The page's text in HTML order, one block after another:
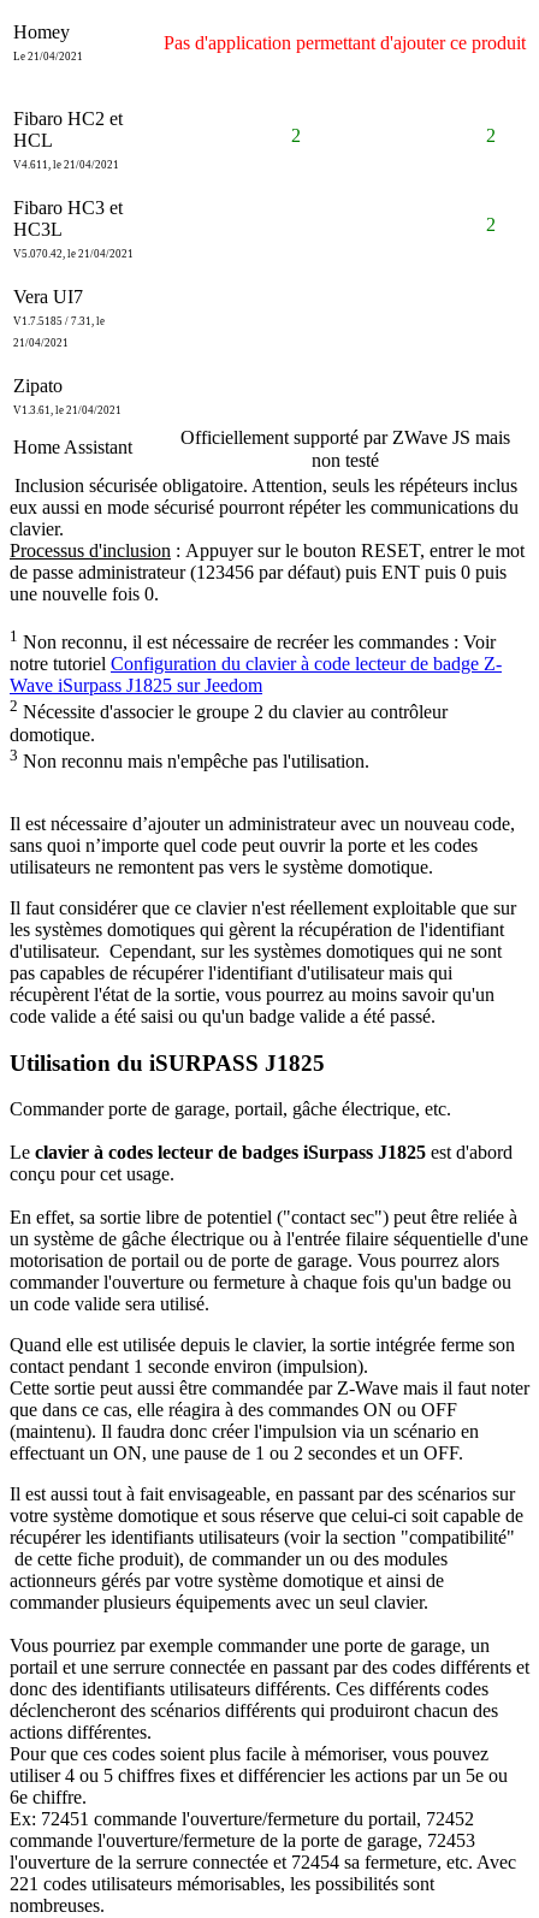
Homey
Le 21/04/2021
Pas d'application permettant d'ajouter ce produit
Fibaro HC2 et
HCL
V4.611, le 21/04/2021
2 2
Fibaro HC3 et
HC3L
V5.070.42, le 21/04/2021
2
Vera UI7
V1.7.5185 / 7.31, le
21/04/2021
Zipato
V1.3.61, le 21/04/2021
Home Assistant
Officiellement supporté par ZWave JS mais
non testé
Inclusion sécurisée obligatoire. Attention, seuls les répéteurs inclus
eux aussi en mode sécurisé pourront répéter les communications du
clavier.
Processus d'inclusion : Appuyer sur le bouton RESET, entrer le mot
de passe administrateur (123456 par défaut) puis ENT puis 0 puis
une nouvelle fois 0.
1 Non reconnu, il est nécessaire de recréer les commandes : Voir
notre tutoriel Configuration du clavier à code lecteur de badge Z-
Wave iSurpass J1825 sur Jeedom
2 Nécessite d'associer le groupe 2 du clavier au contrôleur
domotique.
3 Non reconnu mais n'empêche pas l'utilisation.
Il est nécessaire d’ajouter un administrateur avec un nouveau code,
sans quoi n’importe quel code peut ouvrir la porte et les codes
utilisateurs ne remontent pas vers le système domotique.
Il faut considérer que ce clavier n'est réellement exploitable que sur
les systèmes domotiques qui gèrent la récupération de l'identifiant
d'utilisateur. Cependant, sur les systèmes domotiques qui ne sont
pas capables de récupérer l'identifiant d'utilisateur mais qui
récupèrent l'état de la sortie, vous pourrez au moins savoir qu'un
code valide a été saisi ou qu'un badge valide a été passé.
Utilisation du iSURPASS J1825
Commander porte de garage, portail, gâche électrique, etc.
Le clavier à codes lecteur de badges iSurpass J1825 est d'abord
conçu pour cet usage.
En effet, sa sortie libre de potentiel ("contact sec") peut être reliée à
un système de gâche électrique ou à l'entrée filaire séquentielle d'une
motorisation de portail ou de porte de garage. Vous pourrez alors
commander l'ouverture ou fermeture à chaque fois qu'un badge ou
un code valide sera utilisé.
Quand elle est utilisée depuis le clavier, la sortie intégrée ferme son
contact pendant 1 seconde environ (impulsion).
Cette sortie peut aussi être commandée par Z-Wave mais il faut noter
que dans ce cas, elle réagira à des commandes ON ou OFF
(maintenu). Il faudra donc créer l'impulsion via un scénario en
effectuant un ON, une pause de 1 ou 2 secondes et un OFF.
Il est aussi tout à fait envisageable, en passant par des scénarios sur
votre système domotique et sous réserve que celui-ci soit capable de
récupérer les identifiants utilisateurs (voir la section "compatibilité"
de cette fiche produit), de commander un ou des modules
actionneurs gérés par votre système domotique et ainsi de
commander plusieurs équipements avec un seul clavier.
Vous pourriez par exemple commander une porte de garage, un
portail et une serrure connectée en passant par des codes différents et
donc des identifiants utilisateurs différents. Ces différents codes
déclencheront des scénarios différents qui produiront chacun des
actions différentes.
Pour que ces codes soient plus facile à mémoriser, vous pouvez
utiliser 4 ou 5 chiffres fixes et différencier les actions par un 5e ou
6e chiffre.
Ex: 72451 commande l'ouverture/fermeture du portail, 72452
commande l'ouverture/fermeture de la porte de garage, 72453
l'ouverture de la serrure connectée et 72454 sa fermeture, etc. Avec
221 codes utilisateurs mémorisables, les possibilités sont
nombreuses.